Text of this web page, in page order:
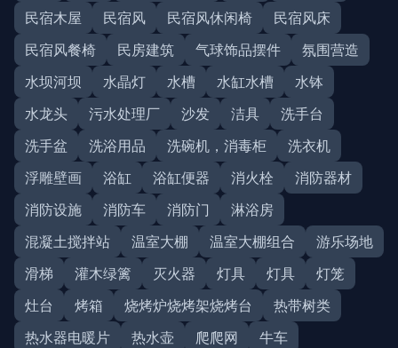
民宿木屋
民宿风 民宿风休闲椅
民宿风床
民宿风餐椅
民房建筑 气球饰品摆件
氛围营造
水坝河坝
水晶灯 水槽 水缸水槽
水钵
水龙头
污水处理厂 沙发 洁具
洗手台
洗手盆
洗浴用品 洗碗机，消毒柜
洗衣机
浮雕壁画
浴缸 浴缸便器 消火栓
消防器材
消防设施
消防车 消防门
淋浴房
混凝土搅拌站
温室大棚 温室大棚组合
游乐场地
滑梯
灌木绿篱 灭火器 灯具 灯具
灯笼
灶台
烤箱 烧烤炉烧烤架烧烤台
热带树类
热水器电暖片
热水壶 爬爬网
牛车